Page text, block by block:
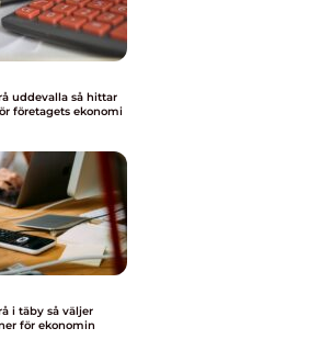
så hittar
företagets ekonomi
så väljer
för ekonomin